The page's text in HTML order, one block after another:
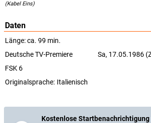
(Kabel Eins)
Daten
Länge: ca. 99 min.
Deutsche TV-Premiere
Sa, 17.05.1986
FSK 6
Originalsprache: Italienisch
Kostenlose Startbenachrichtigung